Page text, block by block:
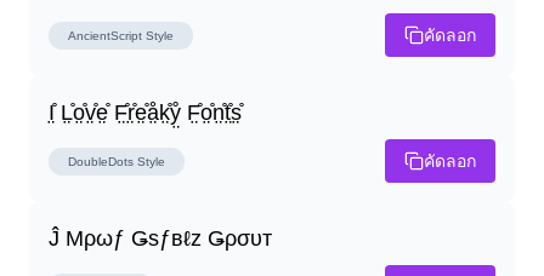
AncientScript Style คัดลอก
I̤̊ L̤̊o̤̊v̤̊e̤̊ F̤̊r̤̊e̤̊å̤k̤̊ẙ̤ F̤̊o̤̊n̤̊t̤̊s̤̊
DoubleDots Style คัดลอก
Ĵ Μρωƒ Ǥѕƒвℓz Ǥρσυт